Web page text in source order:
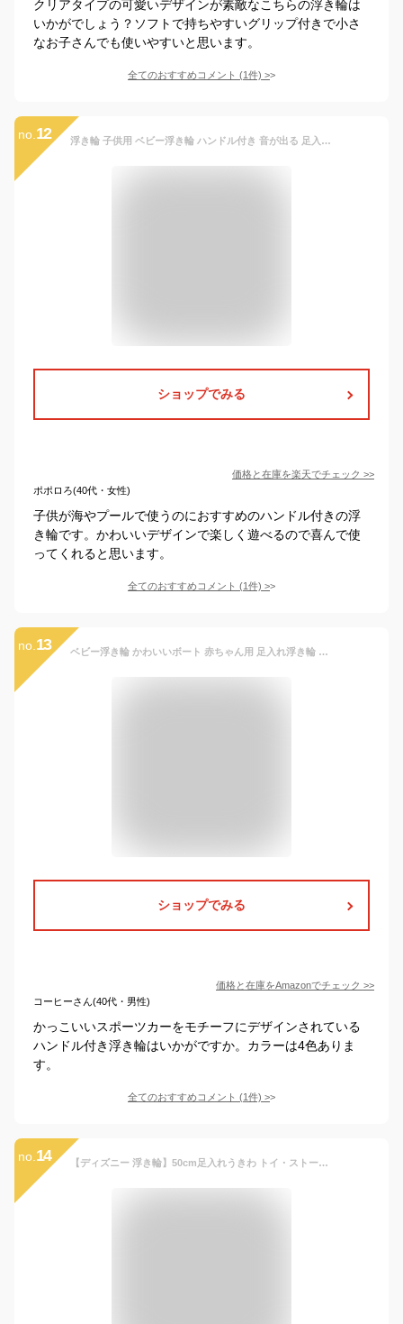
クリアタイプの可愛いデザインが素敵なこちらの浮き輪は
いかがでしょう？ソフトで持ちやすいグリップ付きで小さ
なお子さんでも使いやすいと思います。
全てのおすすめコメント (1件) >
no. 12 浮き輪 子供用 ベビー浮き輪 ハンドル付き 音が出る 足入れ ベビーフロート ハンドル付き エアーポンプ付き 浮き具 強い浮力 水泳リング 水遊び お風呂 プール 夏休み 海水浴 キッズ 男の子 女の子 2歳-6歳
ショップでみる
価格と在庫を楽天でチェック >>
ポポロろ(40代・女性)
子供が海やプールで使うのにおすすめのハンドル付きの浮
き輪です。かわいいデザインで楽しく遊べるので喜んで使
ってくれると思います。
全てのおすすめコメント (1件) >
no. 13 ベビー浮き輪 かわいいボート 赤ちゃん用 足入れ浮き輪 足入れタイプ ベビーフロート 夏の日 海 プール 水遊び 1-4歳の子供適用 キッズ ハンドポンプ付き (ブルー車)
ショップでみる
価格と在庫をAmazonでチェック >>
コーヒーさん(40代・男性)
かっこいいスポーツカーをモチーフにデザインされている
ハンドル付き浮き輪はいかがですか。カラーは4色ありま
す。
全てのおすすめコメント (1件) >
no. 14 【ディズニー 浮き輪】50cm足入れうきわ トイ・ストーリー うきわ 足入れ キッズ グリップ付き ハンドル付き 紐付き 脚入れ 子供 ベビー 2歳 2才 子供用 男の子 海 プール 水遊び ウッディ バズ・ライトイヤー ジェシー エイリアン レックス【13時までの注文で当日発送】